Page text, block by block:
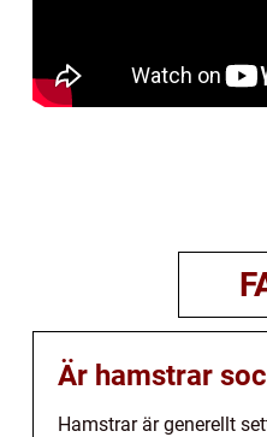
Är hamstrar
Hamstrar är generellt